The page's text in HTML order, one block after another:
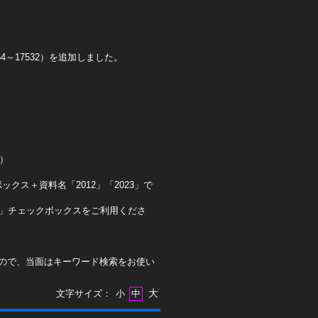
17532）を追加しました。
クス＋資料名「2012」「2023」で
チェックボックスをご利用くださ
で、当面はキーワード検索をお使い
文字サイズ： 小 中 大